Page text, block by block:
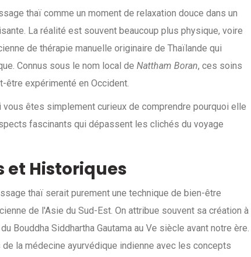
thaï comme un moment de relaxation douce dans un
La réalité est souvent beaucoup plus physique, voire
de thérapie manuelle originaire de Thaïlande qui
. Connus sous le nom local de Nattham Boran, ces soins
être expérimenté en Occident.
êtes simplement curieux de comprendre pourquoi elle
fascinants qui dépassent les clichés du voyage
et Historiques
thaï serait purement une technique de bien-être
de l'Asie du Sud-Est. On attribue souvent sa création à
Bouddha Siddhartha Gautama au Ve siècle avant notre ère.
la médecine ayurvédique indienne avec les concepts